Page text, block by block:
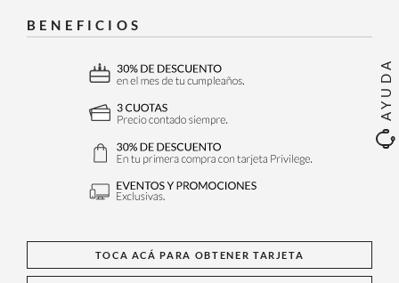
AYUDA
BENEFICIOS
TOCA ACÁ PARA OBTENER TARJETA